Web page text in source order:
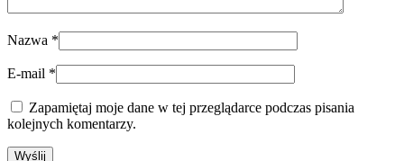
Nazwa *
E-mail *
Zapamiętaj moje dane w tej przeglądarce podczas pisania
kolejnych komentarzy.